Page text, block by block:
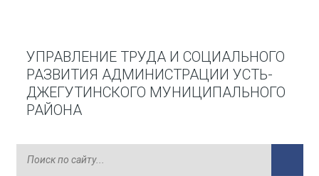
УПРАВЛЕНИЕ ТРУДА И СОЦИАЛЬНОГО
РАЗВИТИЯ АДМИНИСТРАЦИИ УСТЬ-
ДЖЕГУТИНСКОГО МУНИЦИПАЛЬНОГО
РАЙОНА